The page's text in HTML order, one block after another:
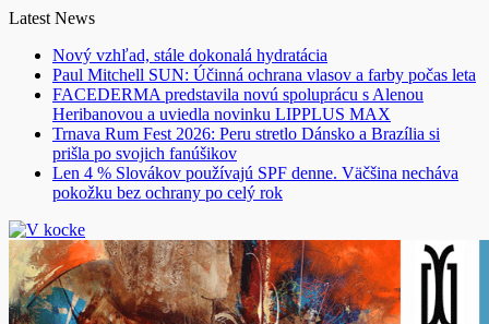
Skip
content
Latest News
Nový vzhľad, stále dokonalá hydratácia
Paul Mitchell SUN: Účinná ochrana vlasov a farby počas leta
FACEDERMA predstavila novú spoluprácu s Alenou
Heribanovou a uviedla novinku LIPPLUS MAX
Trnava Rum Fest 2026: Peru stretlo Dánsko a Brazília si
prišla po svojich fanúšikov
Len 4 % Slovákov používajú SPF denne. Väčšina necháva
pokožku bez ochrany po celý rok